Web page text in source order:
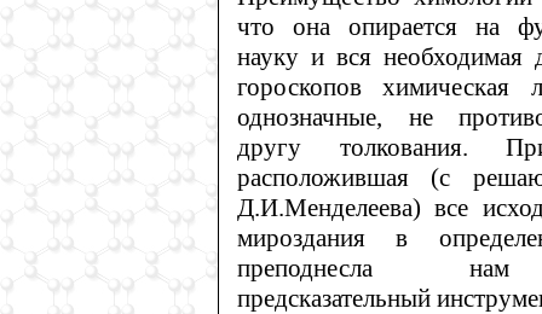
что она опирается на
науку и вся необходимая
гороскопов химическая
однозначные, не
другу толкования.
расположившая (с
Д.И.Менделеева) все
мироздания в
преподнесла
предсказательный